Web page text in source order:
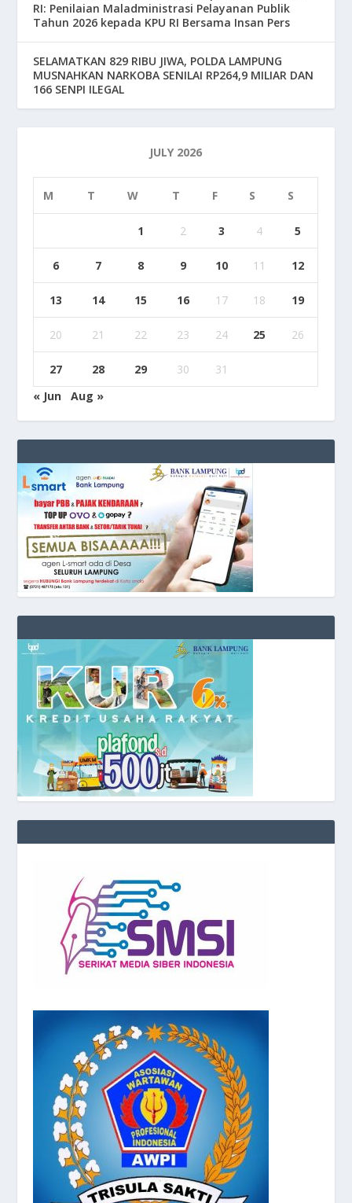
RI: Penilaian Maladministrasi Pelayanan Publik
Tahun 2026 kepada KPU RI Bersama Insan Pers
SELAMATKAN 829 RIBU JIWA, POLDA LAMPUNG
MUSNAHKAN NARKOBA SENILAI RP264,9 MILIAR DAN
166 SENPI ILEGAL
JULY 2026
M T W T F S S
1 2 3 4 5
6 7 8 9 10 11 12
13 14 15 16 17 18 19
20 21 22 23 24 25 26
27 28 29 30
31
« Jun
Aug »